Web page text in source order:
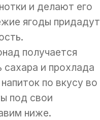
и делают его
ягоды придадут
получается
сахара и прохлада
по вкусу во
под свои
ниже.